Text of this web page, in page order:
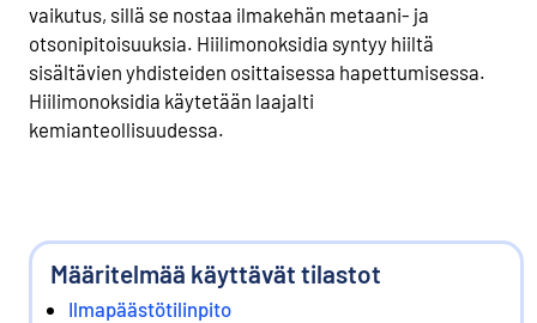
vaikutus, sillä se nostaa ilmakehän metaani- ja
otsonipitoisuuksia. Hiilimonoksidia syntyy hiiltä
sisältävien yhdisteiden osittaisessa hapettumisessa.
Hiilimonoksidia käytetään laajalti
kemianteollisuudessa.
Määritelmää käyttävät tilastot
Ilmapäästötilinpito